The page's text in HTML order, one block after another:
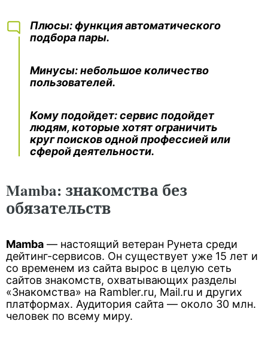
Плюсы: функция автоматического
подбора пары.
Минусы: небольшое количество
пользователей.
Кому подойдет: сервис подойдет
людям, которые хотят ограничить
круг поисков одной профессией или
сферой деятельности.
Mamba: знакомства без
обязательств
Mamba — настоящий ветеран Рунета среди
дейтинг-сервисов. Он существует уже 15 лет и
со временем из сайта вырос в целую сеть
сайтов знакомств, охватывающих разделы
«Знакомства» на Rambler.ru, Mail.ru и других
платформах. Аудитория сайта — около 30 млн.
человек по всему миру.